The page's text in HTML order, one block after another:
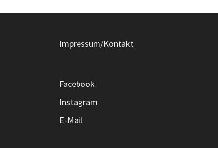
Impressum/Kontakt
Facebook
Instagram
E-Mail